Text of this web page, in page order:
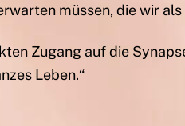
müssen, die wir
Zugang auf die
Leben.“